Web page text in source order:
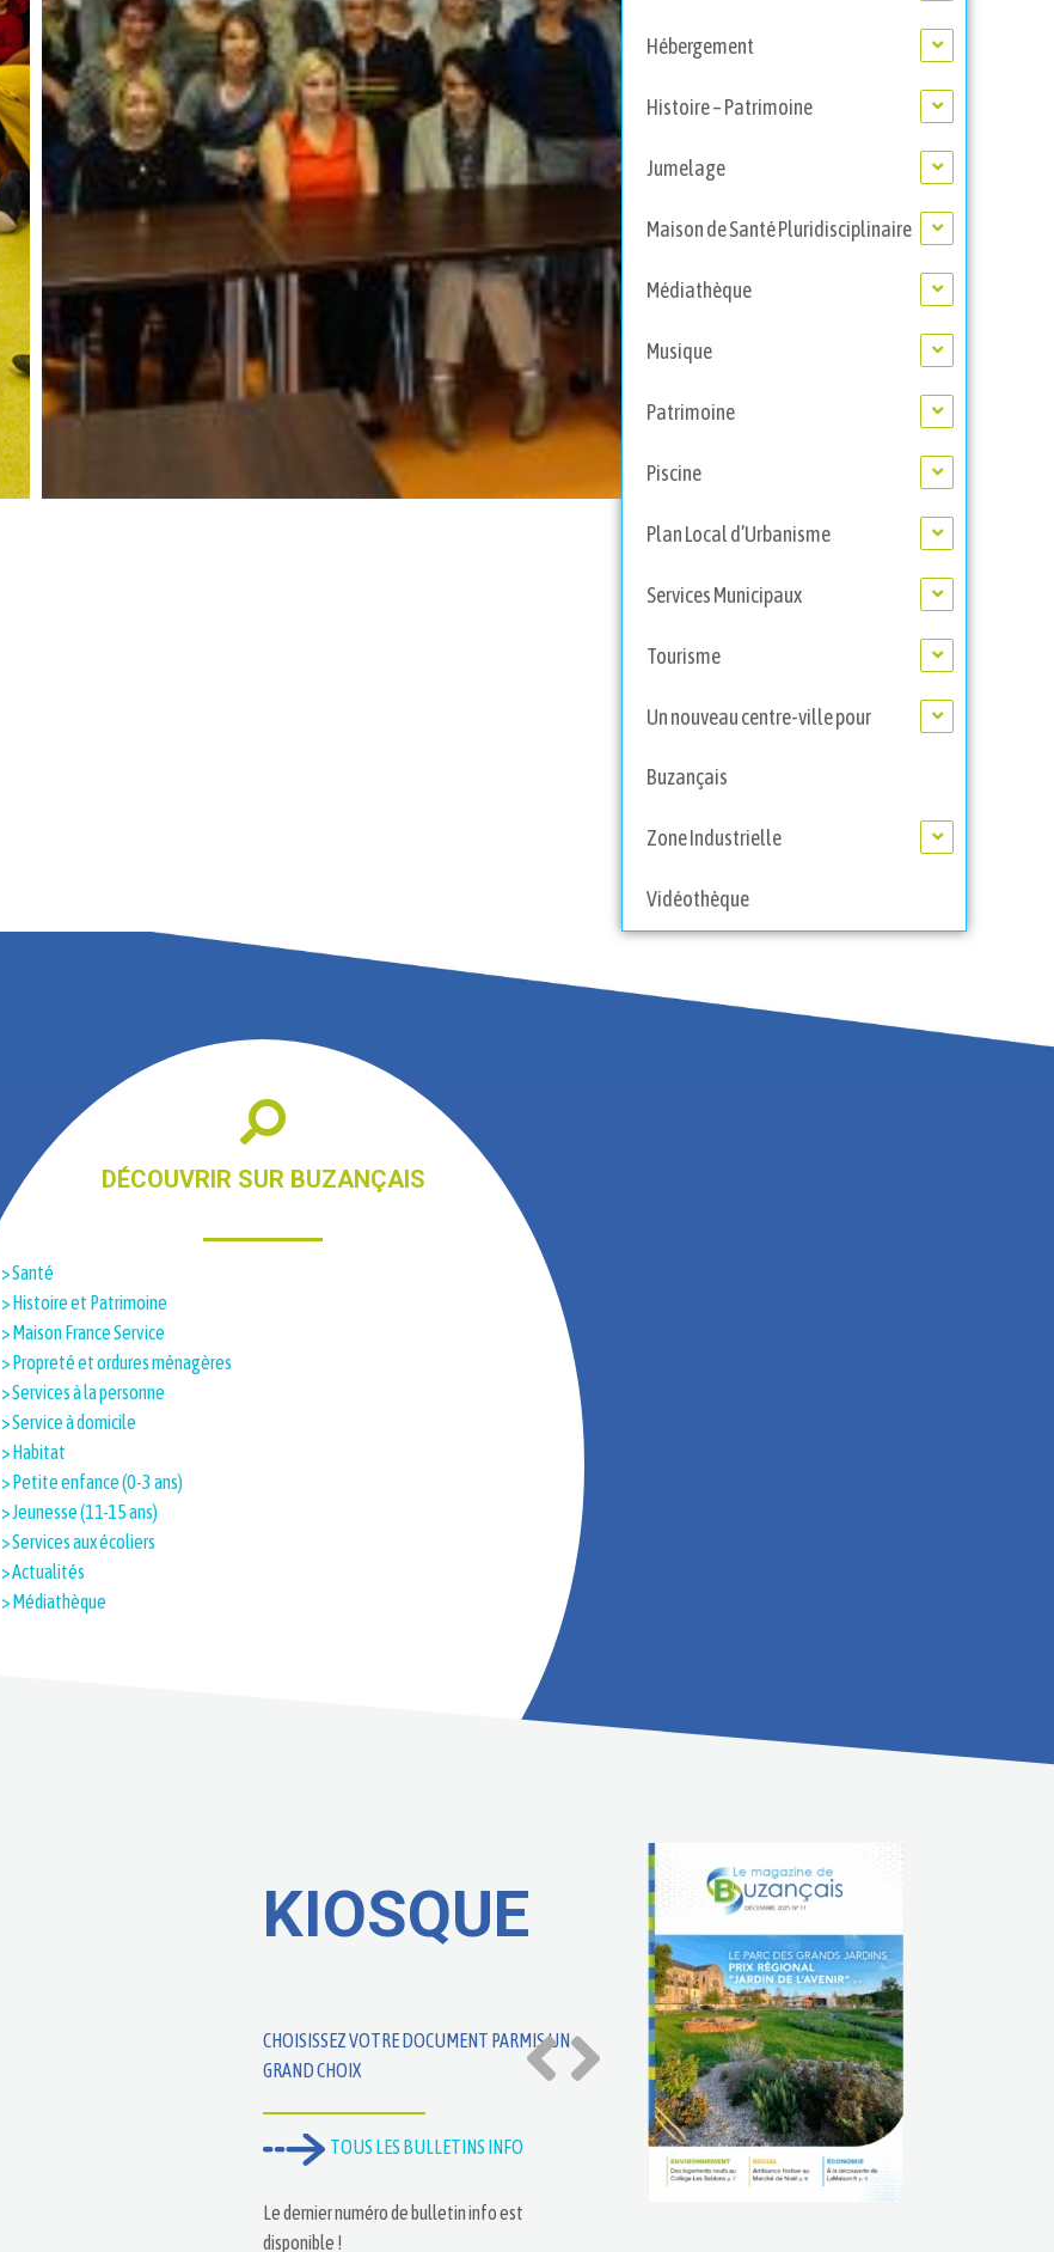
Hébergement
Histoire – Patrimoine
Jumelage
Maison de Santé Pluridisciplinaire
Médiathèque
Musique
Patrimoine
Piscine
Plan Local d’Urbanisme
Services Municipaux
Tourisme
Un nouveau centre-ville pour
Buzançais
Zone Industrielle
Vidéothèque
DÉCOUVRIR SUR BUZANÇAIS
> Santé
> Histoire et Patrimoine​
> Maison France Service
> Propreté et ordures ménagères
> Services à la personne
> Service à domicile
> Habitat
> Petite enfance (0-3 ans)
> Jeunesse (11-15 ans)
> Services aux écoliers
> Actualités
> Médiathèque
KIOSQUE
CHOISISSEZ VOTRE DOCUMENT PARMIS UN
GRAND CHOIX
TOUS LES BULLETINS INFO
Le dernier numéro de bulletin info est
disponible !